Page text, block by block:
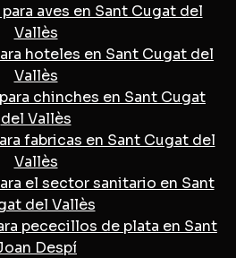
aves en Sant Cugat del
Vallès
hoteles en Sant Cugat del
Vallès
chinches en Sant Cugat
del Vallès
fabricas en Sant Cugat del
Vallès
el sector sanitario en Sant
del Vallès
pececillos de plata en Sant
Despí